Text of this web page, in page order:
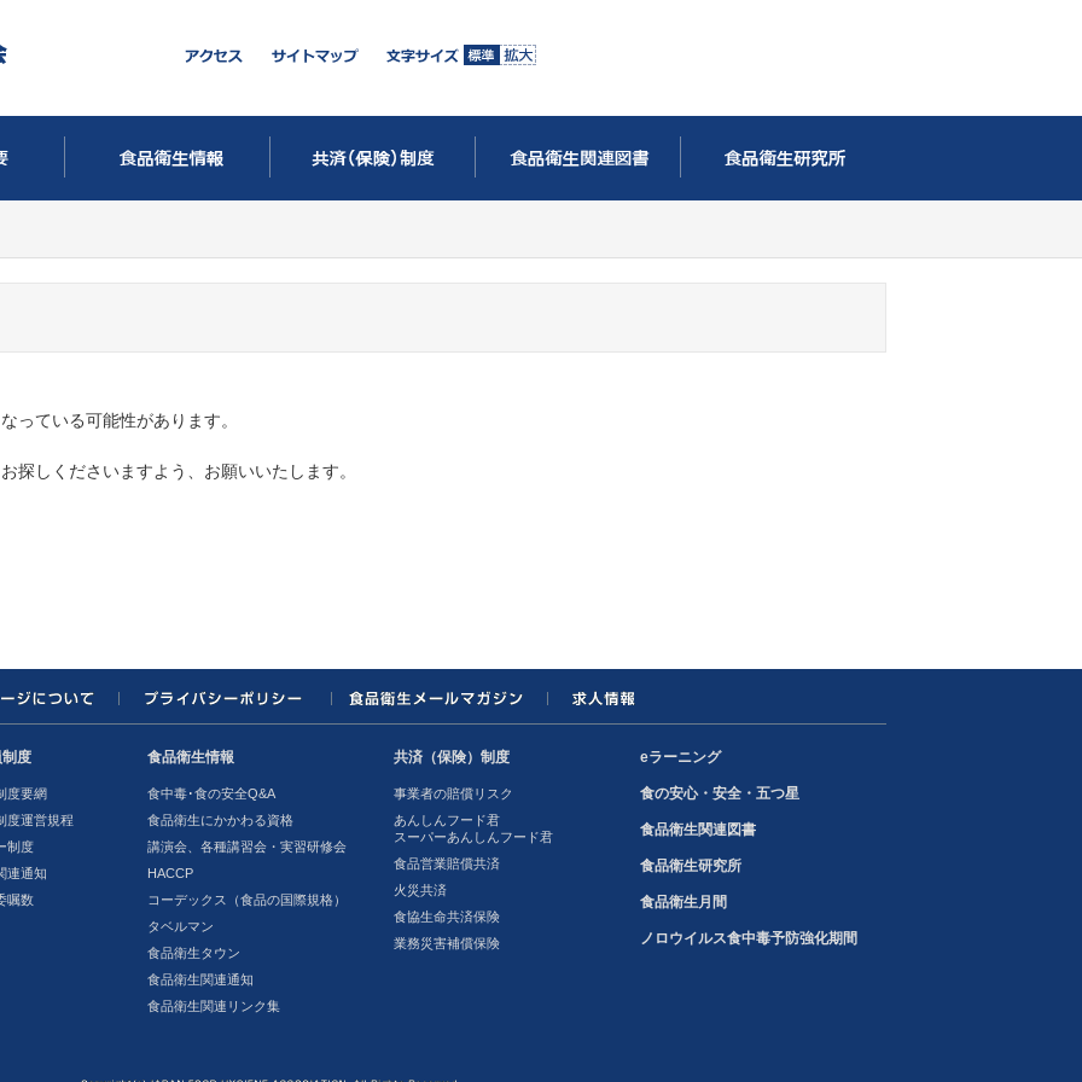
っている可能性があります。
探しくださいますよう、お願いいたします。
度
度要網
度運営規程
制度
連通知
嘱数
食品衛生情報
食中毒･食の安全Q&A
食品衛生にかかわる資格
講演会、各種講習会・実習研修会
HACCP
コーデックス（食品の国際規格）
タベルマン
食品衛生タウン
食品衛生関連通知
食品衛生関連リンク集
共済（保険）制度
事業者の賠償リスク
あんしんフード君
スーパーあんしんフード君
食品営業賠償共済
火災共済
食協生命共済保険
業務災害補償保険
eラーニング
食の安心・安全・五つ星
食品衛生関連図書
食品衛生研究所
食品衛生月間
ノロウイルス食中毒予防強化期間